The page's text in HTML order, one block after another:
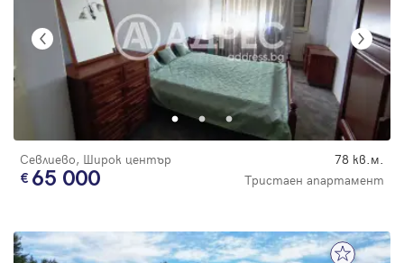
Севлиево, Широк център 78 кв.м.
65 000 Тристаен апартамент